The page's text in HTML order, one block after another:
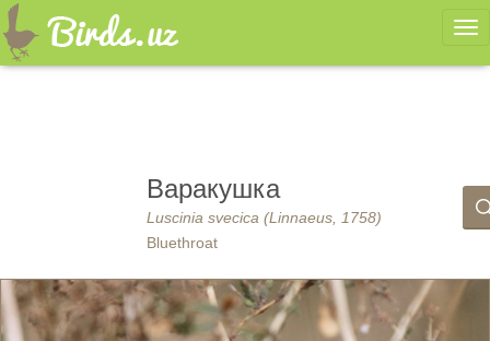
Варакушка
Luscinia svecica (Linnaeus, 1758)
Bluethroat